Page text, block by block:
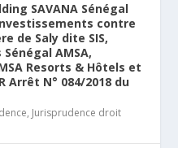
SAVANA Sénégal
contre
de Saly dite SIS,
AMSA,
Resorts & Hôtels et
Arrêt N° 084/2018 du
, Jurisprudence droit